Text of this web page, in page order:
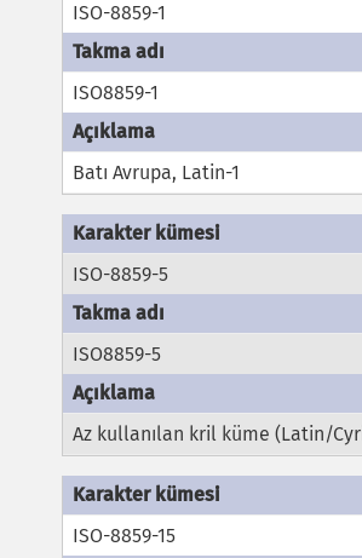
ISO-8859-1
ISO8859-1
Batı Avrupa, Latin-1
ISO-8859-5
ISO8859-5
Az kullanılan kril küme (Latin/
ISO-8859-15